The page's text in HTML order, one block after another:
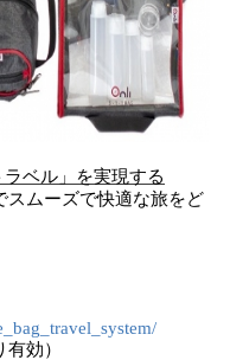
ベル」を実現する
スムーズで快適な旅をど
効）